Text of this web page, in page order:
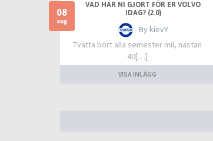
08
aug
VAD HAR NI GJORT FÖR ER VOLVO
IDAG? (2.0)
- By kievY
Tvätta bort alla semester mil, nästan
40[…]
VISA INLÄGG